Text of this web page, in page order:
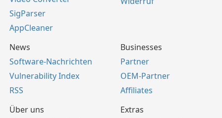
SigParser
AppCleaner
News
Software-Nachrichten
Vulnerability Index
RSS
Businesses
Partner
OEM-Partner
Affiliates
Über uns
Extras